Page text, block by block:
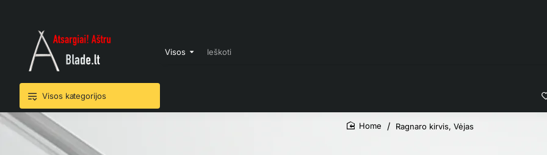
Visos
Ieškoti
Visos kategorijos
Ragnaro kirvis, Vėjas